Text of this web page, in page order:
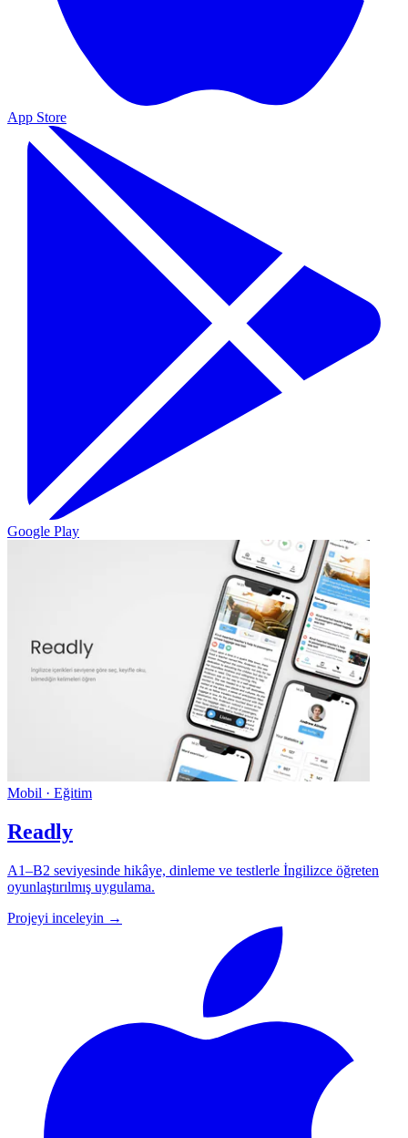
App Store
Google Play
Mobil · Eğitim
Readly
A1–B2 seviyesinde hikâye, dinleme ve testlerle İngilizce öğreten
oyunlaştırılmış uygulama.
Projeyi inceleyin →